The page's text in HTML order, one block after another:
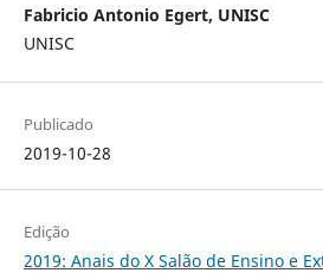
Fabricio Antonio Egert, UNISC
UNISC
Publicado
2019-10-28
Edição
2019: Anais do X Salão de Ensino e